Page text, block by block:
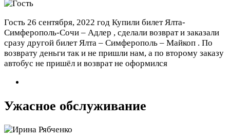
Гость 26 сентября, 2022 год Купили билет Ялта-
Симферополь-Сочи – Адлер , сделали возврат и заказали
сразу другой билет Ялта – Симферополь – Майкоп . По
возврату деньги так и не пришли нам, а по второму заказу
автобус не пришёл и возврат не оформился
Ужасное обслуживание